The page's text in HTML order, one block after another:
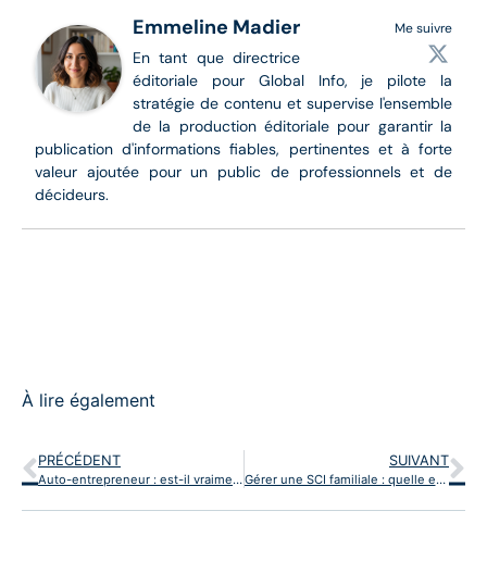
Me suivre
Emmeline Madier
En tant que directrice
éditoriale pour Global Info, je pilote la
stratégie de contenu et supervise l'ensemble
de la production éditoriale pour garantir la
publication d'informations fiables, pertinentes et à forte
valeur ajoutée pour un public de professionnels et de
décideurs.
À lire également
PRÉCÉDENT
Auto-entrepreneur : est-il vraiment possible d’obtenir une carte bancaire professionnelle gratuite ?
SUIVANT
Gérer une SCI familiale : quelle est la meilleure option bancaire pour un compte professionnel ?